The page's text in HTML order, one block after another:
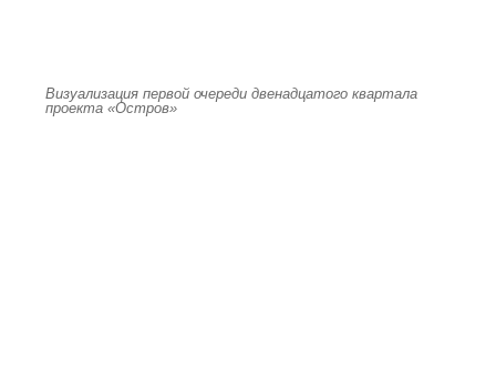
Визуализация первой очереди двенадцатого квартала
проекта «Остров»